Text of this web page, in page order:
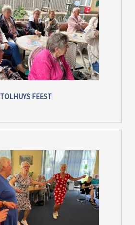
TOLHUYS FEEST